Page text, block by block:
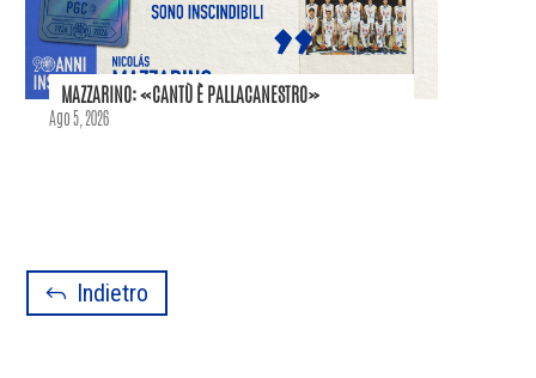
MAZZARINO: «CANTÙ È PALLACANESTRO»
Ago 5, 2026
Indietro